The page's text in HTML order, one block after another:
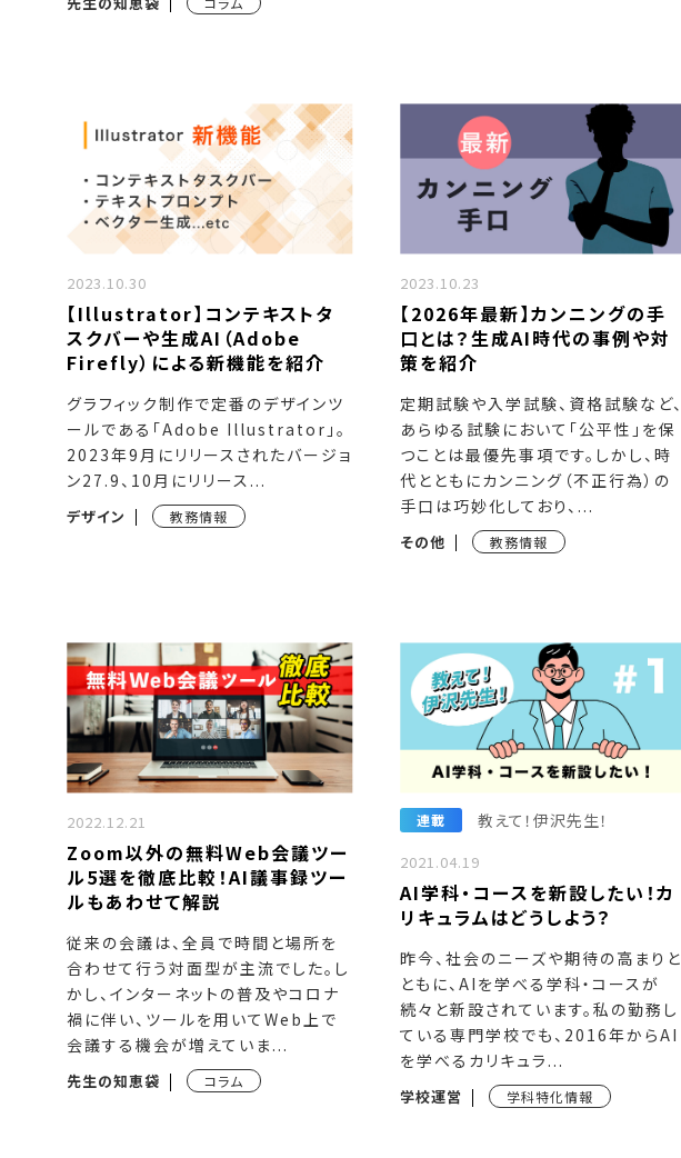
2023.10.30
【Illustrator】コンテキストタ
スクバーや生成AI（Adobe
Firefly）による新機能を紹介
グラフィック制作で定番のデザインツ
ールである「Adobe Illustrator」。
2023年9月にリリースされたバージョ
ン27.9、10月にリリース...
デザイン 教務情報
2023.10.23
【2026年最新】カンニングの手
口とは？生成AI時代の事例や対
策を紹介
定期試験や入学試験、資格試験など、
あらゆる試験において「公平性」を保
つことは最優先事項です。しかし、時
代とともにカンニング（不正行為）の
手口は巧妙化しており、...
その他 教務情報
2022.12.21
Zoom以外の無料Web会議ツー
ル5選を徹底比較！AI議事録ツー
ルもあわせて解説
従来の会議は、全員で時間と場所を
合わせて行う対面型が主流でした。し
かし、インターネットの普及やコロナ
禍に伴い、ツールを用いてWeb上で
会議する機会が増えていま...
先生の知恵袋 コラム
連載 教えて！伊沢先生！
2021.04.19
AI学科・コースを新設したい！カ
リキュラムはどうしよう？
昨今、社会のニーズや期待の高まりと
ともに、AIを学べる学科・コースが
続々と新設されています。私の勤務し
ている専門学校でも、2016年からAI
を学べるカリキュラ...
学校運営 学科特化情報